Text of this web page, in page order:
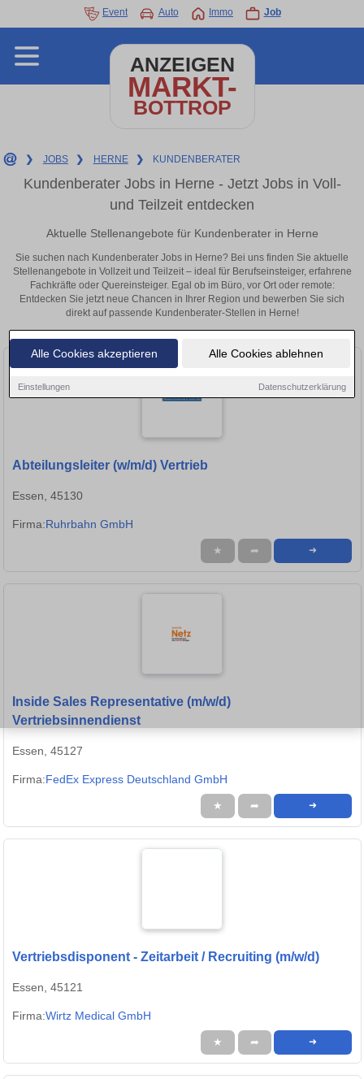
Alle Cookies akzeptieren Alle Cookies ablehnen
Einstellungen Datenschutzerklärung
Event Auto Immo Job
ANZEIGEN
MARKT-
BOTTROP
❯ JOBS ❯ HERNE ❯ KUNDENBERATER
Kundenberater Jobs in Herne - Jetzt Jobs in Voll-
und Teilzeit entdecken
Aktuelle Stellenangebote für Kundenberater in Herne
Sie suchen nach Kundenberater Jobs in Herne? Bei uns finden Sie aktuelle
Stellenangebote in Vollzeit und Teilzeit – ideal für Berufseinsteiger, erfahrene
Fachkräfte oder Quereinsteiger. Egal ob im Büro, vor Ort oder remote:
Entdecken Sie jetzt neue Chancen in Ihrer Region und bewerben Sie sich
direkt auf passende Kundenberater-Stellen in Herne!
Abteilungsleiter (w/m/d) Vertrieb
Essen, 45130
Firma:Ruhrbahn GmbH
★ ➦ ➜
Inside Sales Representative (m/w/d)
Vertriebsinnendienst
Essen, 45127
Firma:FedEx Express Deutschland GmbH
★ ➦ ➜
Vertriebsdisponent - Zeitarbeit / Recruiting (m/w/d)
Essen, 45121
Firma:Wirtz Medical GmbH
★ ➦ ➜